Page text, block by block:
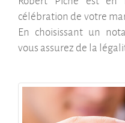
célébration de votre
En choisissant un
vous assurez de la